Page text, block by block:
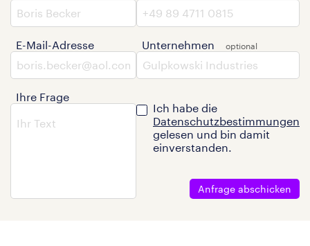
E-Mail-Adresse
Ihre Frage
Unternehmen
Ich habe die
Datenschutzbestimmungen
gelesen und bin damit
einverstanden.
Anfrage abschicken